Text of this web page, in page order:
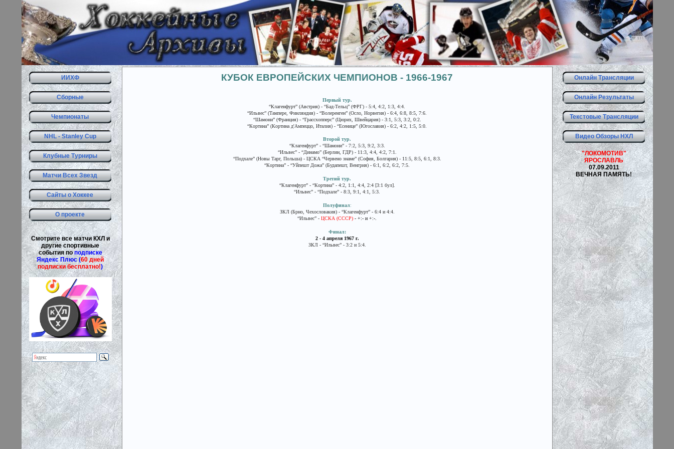
ИИХФ
Сборные
Чемпионаты
NHL - Stanley Cup
Клубные Турниры
Матчи Всех Звезд
Сайты о Хоккее
О проекте
Смотрите все матчи КХЛ и
другие спортивные
события поподписке
Яндекс Плюс (60 дней
подписки бесплатно!)
Онлайн Трансляции
Онлайн Результаты
Текстовые Трансляции
Видео Обзоры НХЛ
"ЛОКОМОТИВ"
ЯРОСЛАВЛЬ
07.09.2011
ВЕЧНАЯ ПАМЯТЬ!
КУБОК ЕВРОПЕЙСКИХ ЧЕМПИОНОВ - 1966-1967
Первый тур.
“Клагенфурт” (Австрия) - “Бад-Тельц” (ФРГ) - 5:4, 4:2, 1:3, 4:4.
“Ильвес” (Тампере, Финляндия) - “Волеренген” (Осло, Норвегия) - 6:4, 6:8, 8:5, 7:6.
“Шамони” (Франция) - “Грассхопперс” (Цюрих, Швейцария) - 3:1, 5:3, 3:2, 0:2.
“Кортина” (Кортина д'Ампеццо, Италия) - “Есенице” (Югославия) - 6:2, 4:2, 1:5, 5:0.
Второй тур.
“Клагенфурт” - “Шамони” - 7:2, 5:3, 9:2, 3:3.
“Ильвес” - “Динамо” (Берлин, ГДР) - 11:3, 4:4, 4:2, 7:1.
“Подхале” (Новы Тарг, Польша) - ЦСКА “Червено знаме” (София, Болгария) - 11:5, 8:5, 6:1, 8:3.
“Кортина” - “Уйпешт Дожа” (Будапешт, Венгрия) - 6:1, 6:2, 6:2, 7:5.
Третий тур.
“Клагенфурт” - “Кортина” - 4:2, 1:1, 4:4, 2:4 [3:1 бул].
“Ильвес” - “Подхале” - 8:3, 9:1, 4:1, 5:3.
Полуфинал:
ЗКЛ (Брно, Чехословакия) - “Клагенфурт” - 6:4 и 4:4.
“Ильвес” - ЦСКА (СССР) - +:- и +:-.
Финал:
2 - 4 апреля 1967 г.
ЗКЛ - “Ильвес” - 3:2 и 5:4.